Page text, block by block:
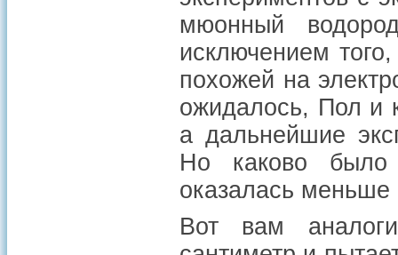
мюонный
исключением
похожей на
ожидалось, Пол и
а дальнейшие
Но каково было
оказалась меньше
Вот вам